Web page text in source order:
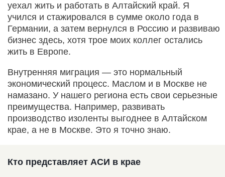
уехал жить и работать в Алтайский край. Я
учился и стажировался в сумме около года в
Германии, а затем вернулся в Россию и развиваю
бизнес здесь, хотя трое моих коллег остались
жить в Европе.
Внутренняя миграция — это нормальный
экономический процесс. Маслом и в Москве не
намазано. У нашего региона есть свои серьезные
преимущества. Например, развивать
производство изоленты выгоднее в Алтайском
крае, а не в Москве. Это я точно знаю.
Кто представляет АСИ в крае